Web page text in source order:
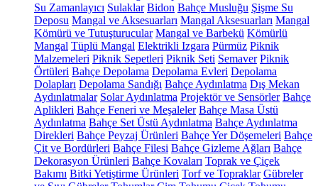
Su Zamanlayıcı Sulaklar Bidon Bahçe Musluğu Şişme Su
Deposu Mangal ve Aksesuarları Mangal Aksesuarları Mangal
Kömürü ve Tutuşturucular Mangal ve Barbekü Kömürlü
Mangal Tüplü Mangal Elektrikli Izgara Pürmüz Piknik
Malzemeleri Piknik Sepetleri Piknik Seti Semaver Piknik
Örtüleri Bahçe Depolama Depolama Evleri Depolama
Dolapları Depolama Sandığı Bahçe Aydınlatma Dış Mekan
Aydınlatmalar Solar Aydınlatma Projektör ve Sensörler Bahçe
Aplikleri Bahçe Feneri ve Meşaleler Bahçe Masa Üstü
Aydınlatma Bahçe Set Üstü Aydınlatma Bahçe Aydınlatma
Direkleri Bahçe Peyzaj Ürünleri Bahçe Yer Döşemeleri Bahçe
Çit ve Bordürleri Bahçe Filesi Bahçe Gizleme Ağları Bahçe
Dekorasyon Ürünleri Bahçe Kovaları Toprak ve Çiçek
Bakımı Bitki Yetiştirme Ürünleri Torf ve Topraklar Gübreler